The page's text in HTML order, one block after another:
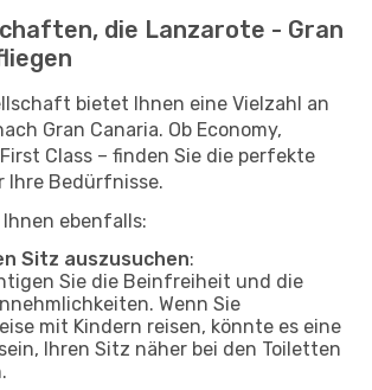
die Lanzarote - Gran
bietet Ihnen eine Vielzahl an
Gran Canaria. Ob Economy,
Class – finden Sie die perfekte
Ihre Bedürfnisse.
ebenfalls:
Sitz auszusuchen:
Sie die Beinfreiheit und die
Wenn Sie
mit Kindern reisen, könnte es eine
Ihren Sitz näher bei den Toiletten